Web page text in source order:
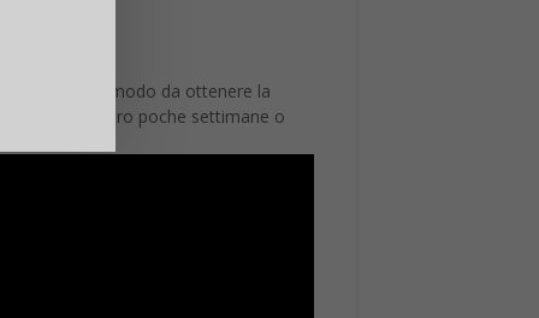
l’orbita, in modo da ottenere la
(cioè entro poche settimane o